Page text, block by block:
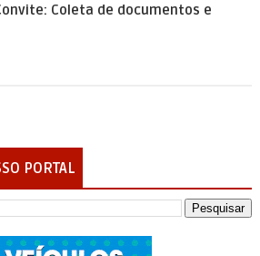
Coleta de documentos e
PORTAL